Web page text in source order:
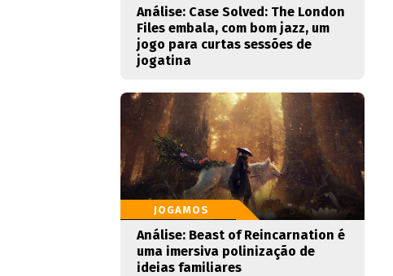
Análise: Case Solved: The London
Files embala, com bom jazz, um
jogo para curtas sessões de
jogatina
JOGAMOS
Análise: Beast of Reincarnation é
uma imersiva polinização de
ideias familiares